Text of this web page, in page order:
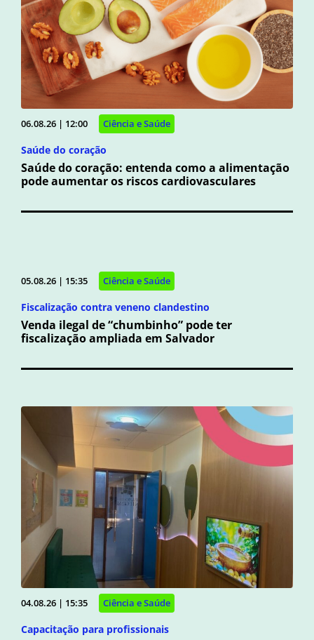
06.08.26 | 12:00 Ciência e Saúde
Saúde do coração
Saúde do coração: entenda como a alimentação
pode aumentar os riscos cardiovasculares
05.08.26 | 15:35 Ciência e Saúde
Fiscalização contra veneno clandestino
Venda ilegal de “chumbinho” pode ter
fiscalização ampliada em Salvador
04.08.26 | 15:35 Ciência e Saúde
Capacitação para profissionais